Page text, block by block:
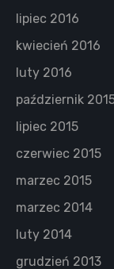
lipiec 2016
kwiecień 2016
luty 2016
październik
lipiec 2015
czerwiec 2015
marzec 2015
marzec 2014
luty 2014
grudzień 2013